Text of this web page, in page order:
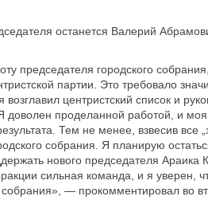
останется Валерий
председателя городского
партии. Это требовало
центристский список и
проделанной работой, и моя
Тем не менее, взвесив все
собрания. Я планирую
нового председателя Араика
сильная команда, и я уверен,
собрания», — прокомментировал во